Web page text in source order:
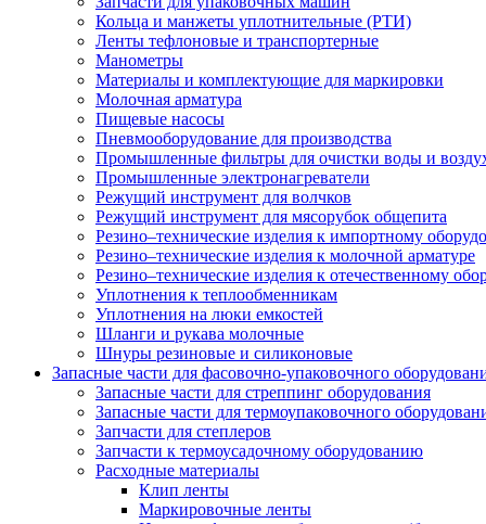
Кольца и манжеты уплотнительные (РТИ)
Ленты тефлоновые и транспортерные
Манометры
Материалы и комплектующие для маркировки
Молочная арматура
Пищевые насосы
Пневмооборудование для производства
Промышленные фильтры для очистки воды и
Промышленные электронагреватели
Режущий инструмент для волчков
Режущий инструмент для мясорубок общепита
Резино–технические изделия к импортному
Резино–технические изделия к молочной арматуре
Резино–технические изделия к отечественному
Уплотнения к теплообменникам
Уплотнения на люки емкостей
Шланги и рукава молочные
Шнуры резиновые и силиконовые
Запасные части для фасовочно-упаковочного
Запасные части для стреппинг оборудования
Запасные части для термоупаковочного
Запчасти для степлеров
Запчасти к термоусадочному оборудованию
Расходные материалы
Клип ленты
Маркировочные ленты